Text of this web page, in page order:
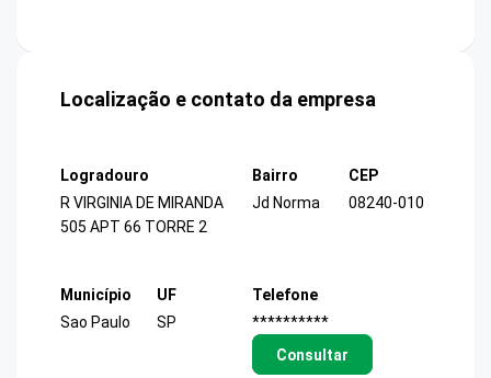
Localização e contato da empresa
Logradouro
R VIRGINIA DE MIRANDA
505 APT 66 TORRE 2
Bairro
Jd Norma
CEP
08240-010
Município
Sao Paulo
UF
SP
Telefone
**********
Consultar